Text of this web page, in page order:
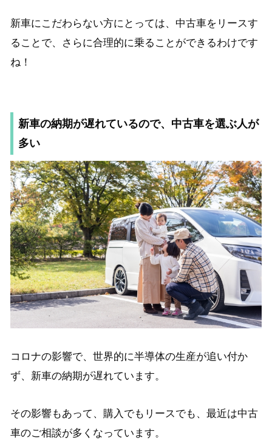
新車にこだわらない方にとっては、中古車をリースす
ることで、さらに合理的に乗ることができるわけです
ね！
新車の納期が遅れているので、中古車を選ぶ人が
多い
コロナの影響で、世界的に半導体の生産が追い付か
ず、新車の納期が遅れています。
その影響もあって、購入でもリースでも、最近は中古
車のご相談が多くなっています。